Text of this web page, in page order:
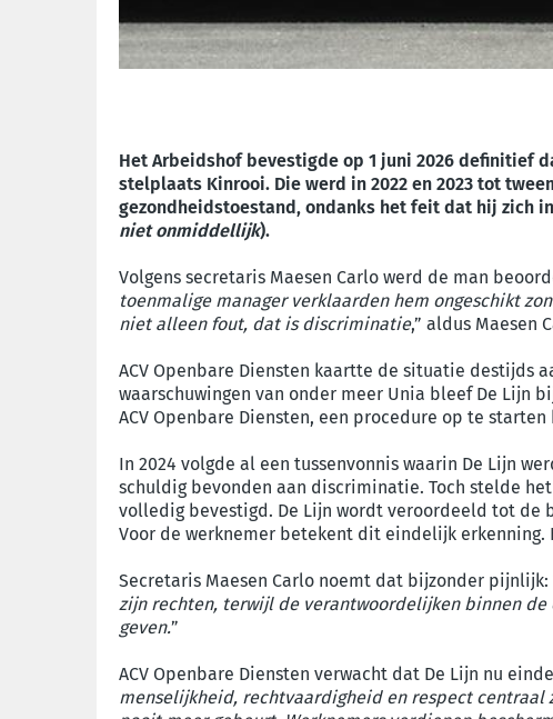
Het Arbeidshof bevestigde op 1 juni 2026 definitief
stelplaats Kinrooi. Die werd in 2022 en 2023 tot
gezondheidstoestand, ondanks het feit dat hij zich
niet onmiddellijk).
Volgens secretaris Maesen Carlo werd de man
toenmalige manager verklaarden hem ongeschikt
niet alleen fout, dat is discriminatie,” aldus Maesen
ACV Openbare Diensten kaartte de situatie destijds
waarschuwingen van onder meer Unia bleef De Lijn
ACV Openbare Diensten, een procedure op te
In 2024 volgde al een tussenvonnis waarin De Lijn
schuldig bevonden aan discriminatie. Toch stelde
volledig bevestigd. De Lijn wordt veroordeeld tot de
Voor de werknemer betekent dit eindelijk
Secretaris Maesen Carlo noemt dat bijzonder pijnlijk:
zijn rechten, terwijl de verantwoordelijken binnen
geven.”
ACV Openbare Diensten verwacht dat De Lijn nu
menselijkheid, rechtvaardigheid en respect centraal